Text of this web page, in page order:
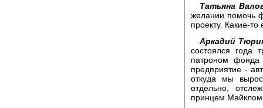
Татьяна
желании помочь
проекту. Какие-то
Аркадий
состоялся года
патроном фонда
предприятие -
откуда мы
отдельно,
принцем Майклом